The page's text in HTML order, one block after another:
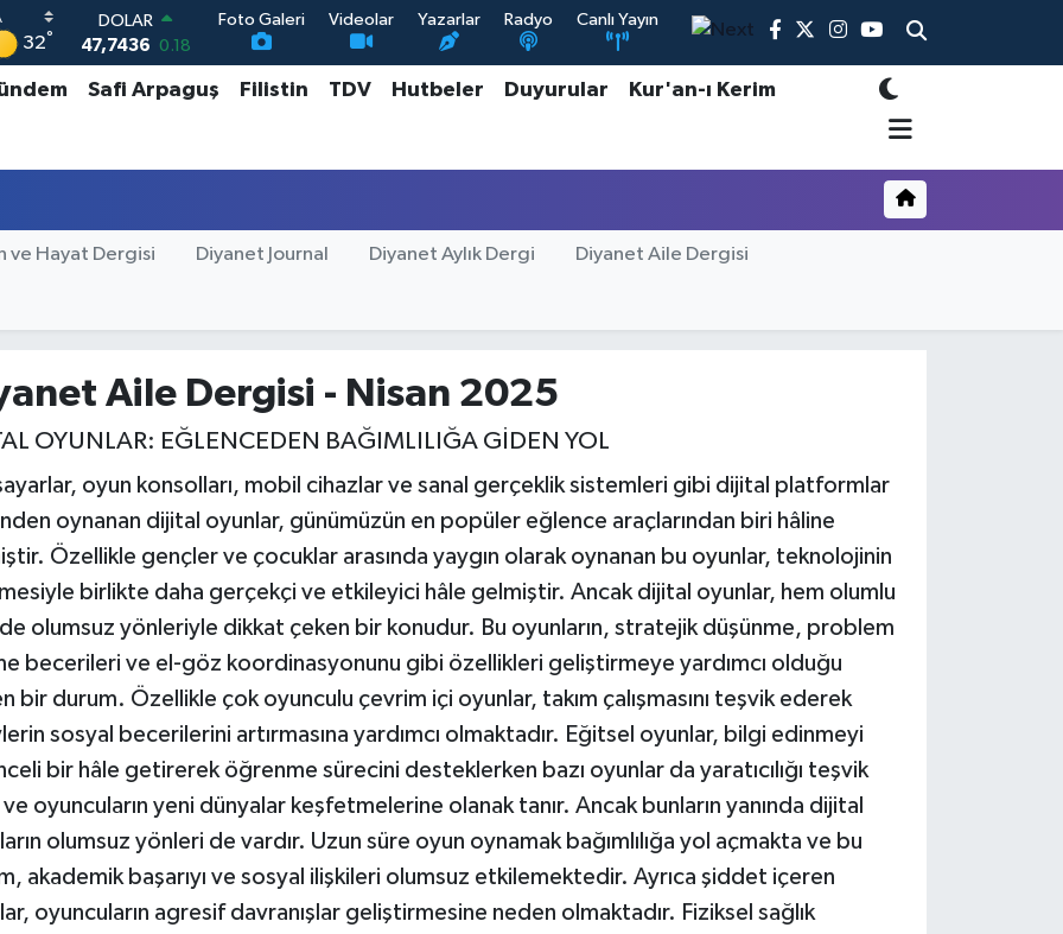
32°
DOLAR
47,7436 0.18
EURO
55,2510 0.32
GRAM ALTIN
13.779
Foto Galeri Videolar Yazarlar Radyo Canlı Yayın
Safi Arpaguş Filistin TDV Hutbeler Duyurular Kur'an-ı Kerim
ve Hayat Dergisi Diyanet Journal Diyanet Aylık Dergi Diyanet Aile Dergisi
Aile Dergisi - Nisan 2025
OYUNLAR: EĞLENCEDEN BAĞIMLILIĞA GİDEN YOL
oyun konsolları, mobil cihazlar ve sanal gerçeklik sistemleri gibi dijital platformlar
oynanan dijital oyunlar, günümüzün en popüler eğlence araçlarından biri hâline
Özellikle gençler ve çocuklar arasında yaygın olarak oynanan bu oyunlar, teknolojinin
birlikte daha gerçekçi ve etkileyici hâle gelmiştir. Ancak dijital oyunlar, hem olumlu
olumsuz yönleriyle dikkat çeken bir konudur. Bu oyunların, stratejik düşünme, problem
becerileri ve el-göz koordinasyonunu gibi özellikleri geliştirmeye yardımcı olduğu
bir durum. Özellikle çok oyunculu çevrim içi oyunlar, takım çalışmasını teşvik ederek
sosyal becerilerini artırmasına yardımcı olmaktadır. Eğitsel oyunlar, bilgi edinmeyi
bir hâle getirerek öğrenme sürecini desteklerken bazı oyunlar da yaratıcılığı teşvik
oyuncuların yeni dünyalar keşfetmelerine olanak tanır. Ancak bunların yanında dijital
olumsuz yönleri de vardır. Uzun süre oyun oynamak bağımlılığa yol açmakta ve bu
akademik başarıyı ve sosyal ilişkileri olumsuz etkilemektedir. Ayrıca şiddet içeren
oyuncuların agresif davranışlar geliştirmesine neden olmaktadır. Fiziksel sağlık